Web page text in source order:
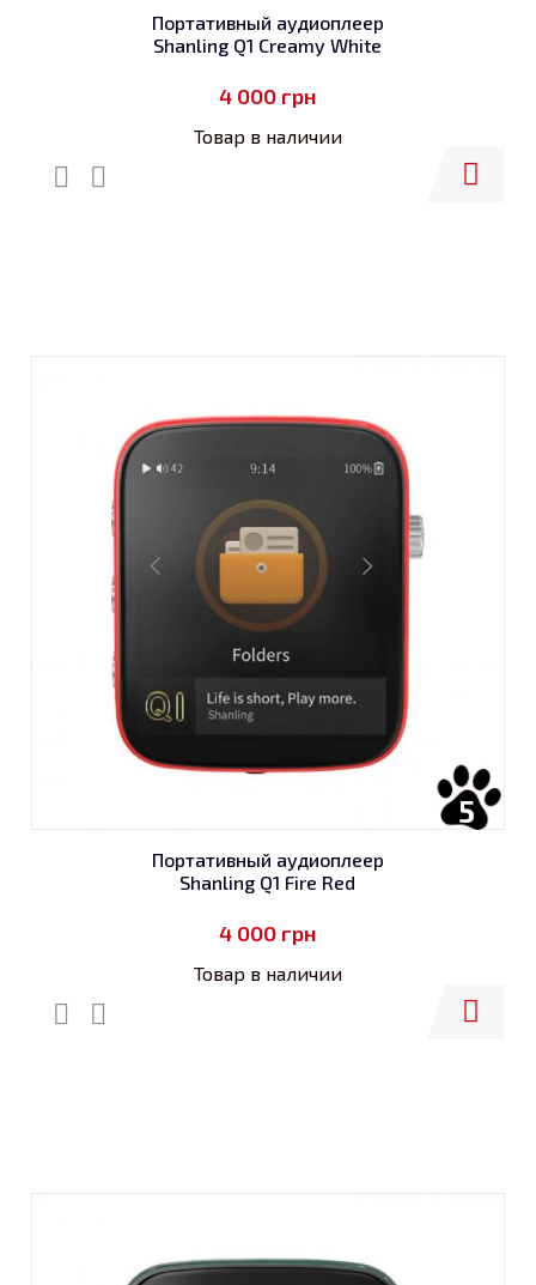
Портативный аудиоплеер
Shanling Q1 Creamy White
4 000 грн
Товар в наличии
5
Портативный аудиоплеер
Shanling Q1 Fire Red
4 000 грн
Товар в наличии